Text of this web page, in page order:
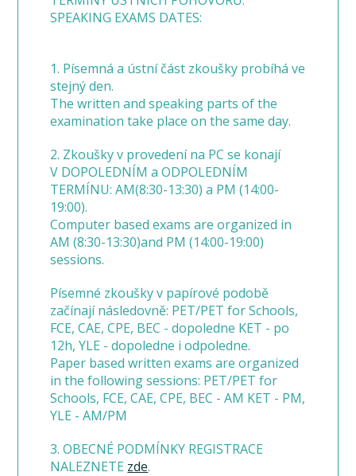
SPEAKING EXAMS DATES:
1. Písemná a ústní část zkoušky probíhá ve
stejný den.
The written and speaking parts of the
examination take place on the same day.
2. Zkoušky v provedení na PC se konají
V DOPOLEDNÍM a ODPOLEDNÍM
TERMÍNU: AM(8:30-13:30) a PM (14:00-
19:00).
Computer based exams are organized in
AM (8:30-13:30)and PM (14:00-19:00)
sessions.
Písemné zkoušky v papírové podobě
začínají následovně: PET/PET for Schools,
FCE, CAE, CPE, BEC - dopoledne KET - po
12h, YLE - dopoledne i odpoledne.
Paper based written exams are organized
in the following sessions: PET/PET for
Schools, FCE, CAE, CPE, BEC - AM KET - PM,
YLE - AM/PM
3. OBECNÉ PODMÍNKY REGISTRACE
NALEZNETE zde.